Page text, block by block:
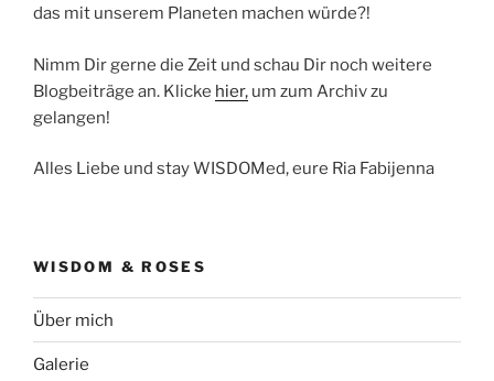
das mit unserem Planeten machen würde?!
Nimm Dir gerne die Zeit und schau Dir noch weitere
Blogbeiträge an. Klicke hier, um zum Archiv zu
gelangen!
Alles Liebe und stay WISDOMed, eure Ria Fabijenna
WISDOM & ROSES
Über mich
Galerie